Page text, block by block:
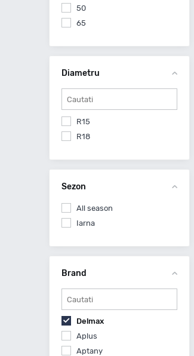
50
65
Diametru
R15
R18
Sezon
All season
Iarna
Brand
Delmax
Aplus
Aptany